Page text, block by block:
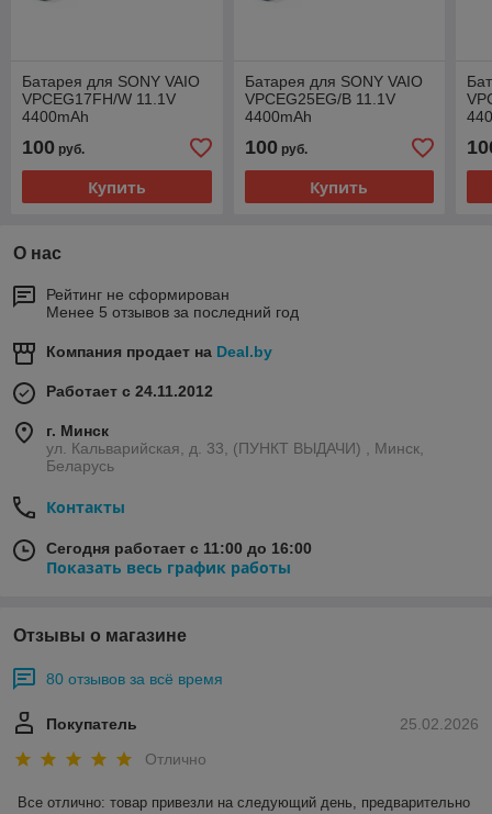
Батарея для SONY VAIO
VPCEG17FH/W 11.1V
4400mAh
100 руб.
Купить
Батарея для SONY VAIO
VPCEG25EG/B 11.1V
4400mAh
100руб.
Купить
О нас
Рейтинг не сформирован
Менее 5 отзывов за последний год
Компания продает на Deal.by
Работает с 24.11.2012
г. Минск
ул. Кальварийская, д. 33, (ПУНКТ ВЫДАЧИ) , Минск,
Беларусь
Контакты
Сегодня работает с 11:00 до 16:00
Показать весь график работы
Отзывы о магазине
80 отзывов за всё время
25.02.2026
Покупатель
Отлично
Все отлично: товар привезли на следующий день, предварительно